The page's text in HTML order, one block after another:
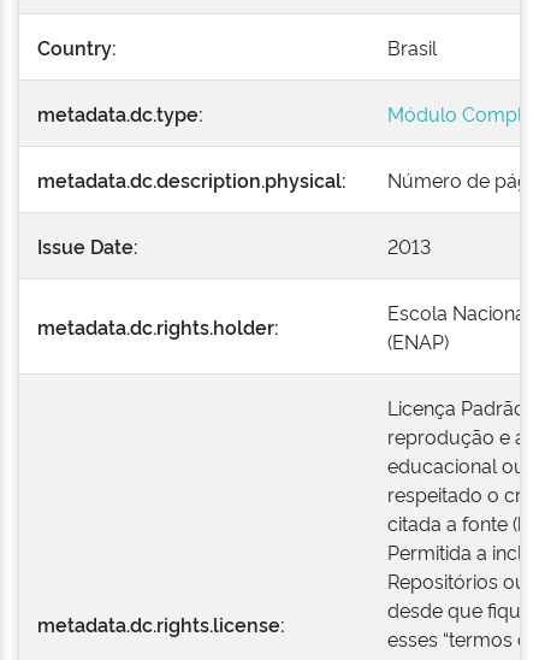
Country: Brasil
metadata.dc.type: Módulo
metadata.dc.description.physical: Número de
Issue Date: 2013
metadata.dc.rights.holder:
Escola
(ENAP)
metadata.dc.rights.license:
Licença Padrão
reprodução e a
educacional ou
respeitado o
citada a fonte
Permitida a
Repositórios ou
desde que
esses “termos